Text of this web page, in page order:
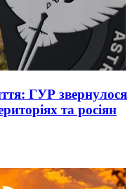
ГУР звернулося
та росіян